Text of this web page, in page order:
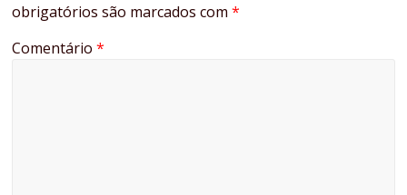
obrigatórios são marcados com*
Comentário*